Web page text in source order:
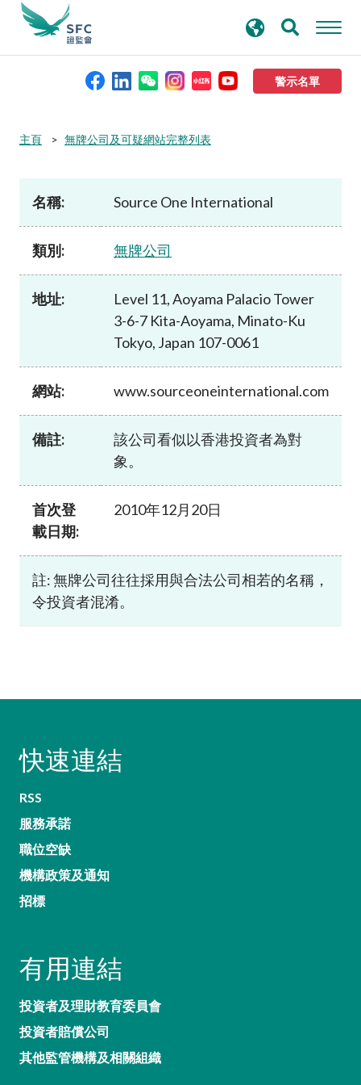
警示名單
本會簡介
規則及標準
資料庫
尋
主頁 無牌公司及可疑網站完整列表
名稱: Source One International
類別: 無牌公司
地址:
Level 11, Aoyama Palacio Tower
3-6-7 Kita-Aoyama, Minato-Ku
Tokyo, Japan 107-0061
網站: www.sourceoneinternational.com
備註:
該公司看似以香港投資者為對
象。
首次登
載日期:
2010年12月20日
註: 無牌公司往往採用與合法公司相若的名稱，
令投資者混淆。
快速連結
RSS
服務承諾
職位空缺
機構政策及通知
招標
有用連結
投資者及理財教育委員會
投資者賠償公司
其他監管機構及相關組織